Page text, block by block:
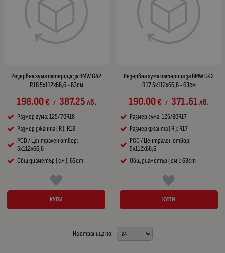
Резервна гума патерица за BMW G42
R18 5x112x66,6 - 63см
198.00€ / 387.25лв.
Размер гума: 125/70R18
Размер джанта ( R ): R18
PCD / Централен отвор:
5x112x66,6
Общ диаметър ( см ): 63cm
КУПИ
Резервна гума патерица за BMW G42
R17 5x112x66,6 - 63см
190.00€ / 371.61лв.
Размер гума: 125/80R17
Размер джанта ( R ): R17
PCD / Централен отвор:
5x112x66,6
Общ диаметър ( см ): 63cm
КУПИ
На страница по: